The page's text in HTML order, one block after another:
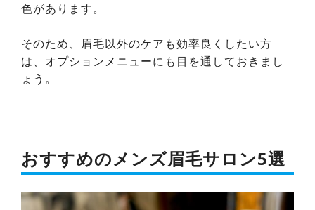
色があります。
そのため、眉毛以外のケアも効率良くしたい方
は、オプションメニューにも目を通しておきまし
ょう。
おすすめのメンズ眉毛サロン5選